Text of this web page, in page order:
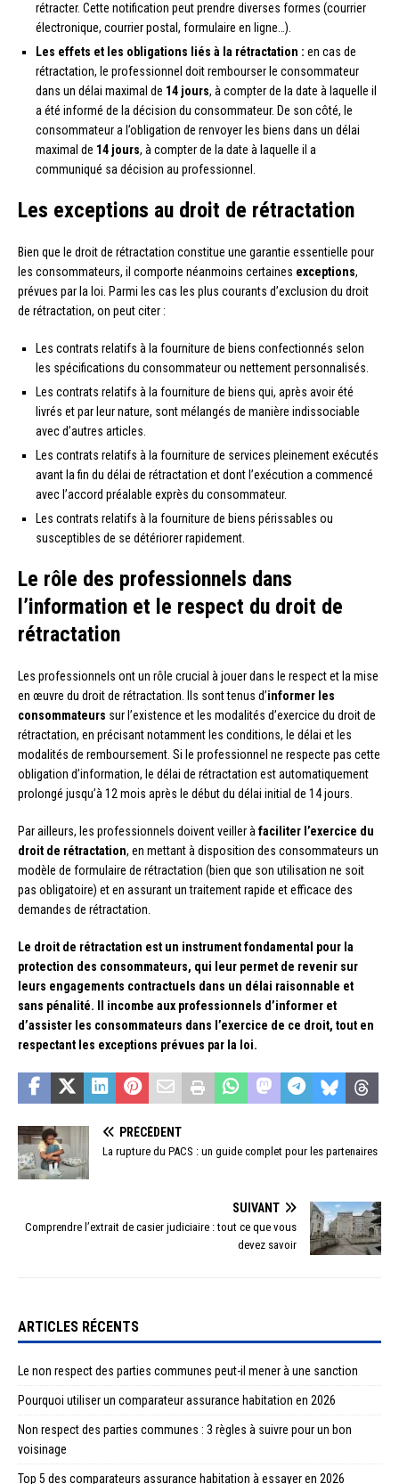
rétracter. Cette notification peut prendre diverses formes (courrier
électronique, courrier postal, formulaire en ligne…).
Les effets et les obligations liés à la rétractation : en cas de
rétractation, le professionnel doit rembourser le consommateur
dans un délai maximal de 14 jours, à compter de la date à laquelle il
a été informé de la décision du consommateur. De son côté, le
consommateur a l’obligation de renvoyer les biens dans un délai
maximal de 14 jours, à compter de la date à laquelle il a
communiqué sa décision au professionnel.
Les exceptions au droit de rétractation
Bien que le droit de rétractation constitue une garantie essentielle pour
les consommateurs, il comporte néanmoins certaines exceptions,
prévues par la loi. Parmi les cas les plus courants d’exclusion du droit
de rétractation, on peut citer :
Les contrats relatifs à la fourniture de biens confectionnés selon
les spécifications du consommateur ou nettement personnalisés.
Les contrats relatifs à la fourniture de biens qui, après avoir été
livrés et par leur nature, sont mélangés de manière indissociable
avec d’autres articles.
Les contrats relatifs à la fourniture de services pleinement exécutés
avant la fin du délai de rétractation et dont l’exécution a commencé
avec l’accord préalable exprès du consommateur.
Les contrats relatifs à la fourniture de biens périssables ou
susceptibles de se détériorer rapidement.
Le rôle des professionnels dans
l’information et le respect du droit de
rétractation
Les professionnels ont un rôle crucial à jouer dans le respect et la mise
en œuvre du droit de rétractation. Ils sont tenus d’informer les
consommateurs sur l’existence et les modalités d’exercice du droit de
rétractation, en précisant notamment les conditions, le délai et les
modalités de remboursement. Si le professionnel ne respecte pas cette
obligation d’information, le délai de rétractation est automatiquement
prolongé jusqu’à 12 mois après le début du délai initial de 14 jours.
Par ailleurs, les professionnels doivent veiller àfaciliter l’exercice du
droit de rétractation, en mettant à disposition des consommateurs un
modèle de formulaire de rétractation (bien que son utilisation ne soit
pas obligatoire) et en assurant un traitement rapide et efficace des
demandes de rétractation.
Le droit de rétractation est un instrument fondamental pour la
protection des consommateurs, qui leur permet de revenir sur
leurs engagements contractuels dans un délai raisonnable et
sans pénalité. Il incombe aux professionnels d’informer et
d’assister les consommateurs dans l’exercice de ce droit, tout en
respectant les exceptions prévues par la loi.
PRÉCÉDENT
La rupture du PACS : un guide complet pour les partenaires
SUIVANT
Comprendre l’extrait de casier judiciaire : tout ce que vous
devez savoir
ARTICLES RÉCENTS
Le non respect des parties communes peut-il mener à une sanction
Pourquoi utiliser un comparateur assurance habitation en 2026
Non respect des parties communes : 3 règles à suivre pour un bon
voisinage
Top 5 des comparateurs assurance habitation à essayer en 2026